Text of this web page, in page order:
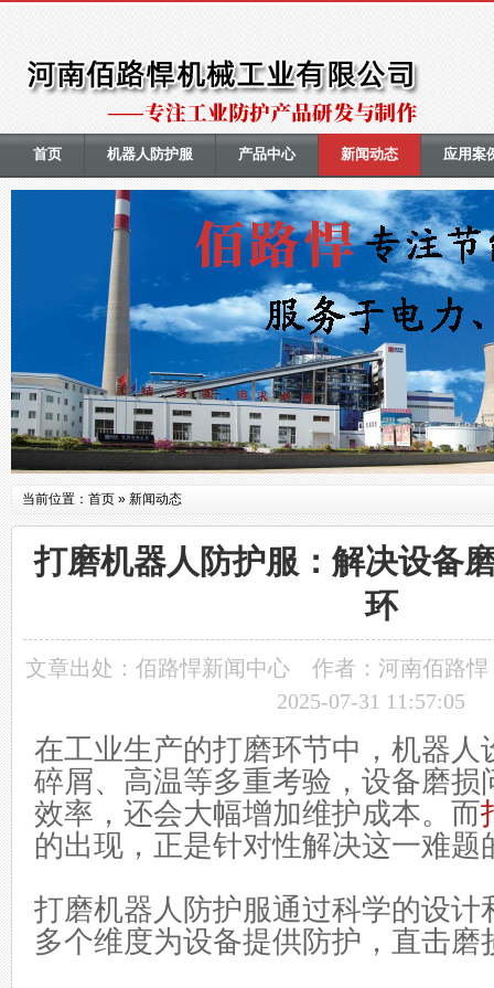
首页 机器人防护服 产品中心 新闻动态 应用案
当前位置： 首页 » 新闻动态
打磨机器人防护服：解决设备
环
文章出处： 佰路悍新闻中心
作者：河南佰路悍
2025-07-31 11:57:05
在工业生产的打磨环节中，机器人
碎屑、高温等多重考验，设备磨损
效率，还会大幅增加维护成本。而
的出现，正是针对性解决这一难题
打磨机器人防护服通过科学的设计
多个维度为设备提供防护，直击磨